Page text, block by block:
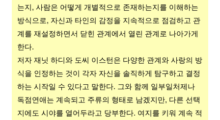
는지, 사람은 어떻게 개별적으로 존재하는지를 이해하는
방식으로, 자신과 타인의 감정을 지속적으로 점검하고 관
계를 재설정하면서 닫힌 관계에서 열린 관계로 나아가게
한다.
저자 재닛 하디와 도씨 이스턴은 다양한 관계와 사랑의 방
식을 인정하는 것이 각자 자신을 솔직하게 탐구하고 결정
하는 시작일 수 있다고 말한다. 그와 함께 일부일처제나
독점연애는 계속되고 주류의 형태로 남겠지만, 다른 선택
지에도 시야를 열어두라고 당부한다. 여지를 키워 계속 적